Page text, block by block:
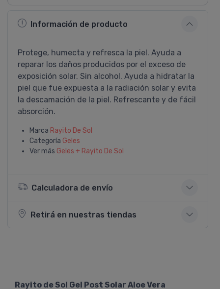
Información de producto
Protege, humecta y refresca la piel. Ayuda a
reparar los daños producidos por el exceso de
exposición solar. Sin alcohol. Ayuda a hidratar la
piel que fue expuesta a la radiación solar y evita
la descamación de la piel. Refrescante y de fácil
absorción.
Marca Rayito De Sol
Categoría Geles
Ver más Geles + Rayito De Sol
Calculadora de envío
Retirá en nuestras tiendas
Rayito de Sol Gel Post Solar Aloe Vera